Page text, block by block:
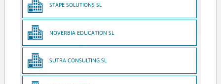
STAPE SOLUTIONS SL
NOVERBIA EDUCATION SL
SUTRA CONSULTING SL